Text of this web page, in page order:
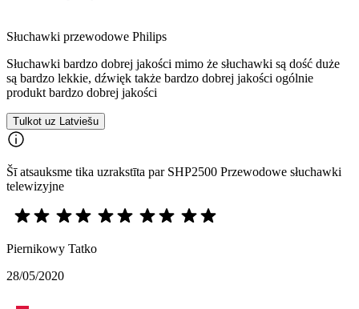
Słuchawki przewodowe Philips
Słuchawki bardzo dobrej jakości mimo że słuchawki są dość duże
są bardzo lekkie, dźwięk także bardzo dobrej jakości ogólnie
produkt bardzo dobrej jakości
Tulkot uz Latviešu
Šī atsauksme tika uzrakstīta par SHP2500 Przewodowe słuchawki
telewizyjne
Piernikowy Tatko
28/05/2020